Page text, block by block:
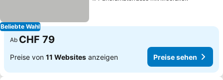
Beliebte Wahl
Ab CHF 79
Preise von 11 Websites anzeigen Preise sehen